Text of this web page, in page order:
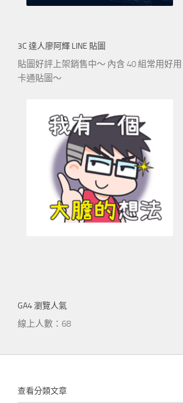
3C 達人廖阿輝 LINE 貼圖
貼圖好評上架銷售中～ 內含 40 組常用好用
卡通貼圖～
GA4 瀏覽人氣
線上人數：68
查看分類文章